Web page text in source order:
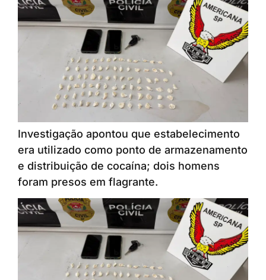
Investigação apontou que estabelecimento
era utilizado como ponto de armazenamento
e distribuição de cocaína; dois homens
foram presos em flagrante.